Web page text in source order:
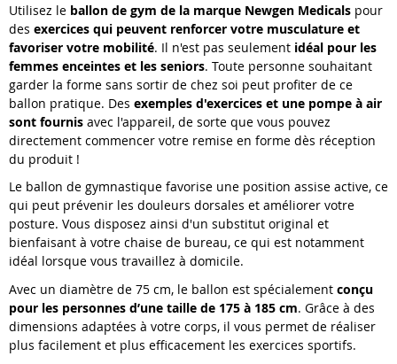
Utilisez le ballon de gym de la marque Newgen Medicals pour
des exercices qui peuvent renforcer votre musculature et
favoriser votre mobilité. Il n'est pas seulement idéal pour les
femmes enceintes et les seniors. Toute personne souhaitant
garder la forme sans sortir de chez soi peut profiter de ce
ballon pratique. Des exemples d'exercices et une pompe à air
sont fournis avec l'appareil, de sorte que vous pouvez
directement commencer votre remise en forme dès réception
du produit !
Le ballon de gymnastique favorise une position assise active, ce
qui peut prévenir les douleurs dorsales et améliorer votre
posture. Vous disposez ainsi d'un substitut original et
bienfaisant à votre chaise de bureau, ce qui est notamment
idéal lorsque vous travaillez à domicile.
Avec un diamètre de 75 cm, le ballon est spécialement conçu
pour les personnes d’une taille de 175 à 185 cm. Grâce à des
dimensions adaptées à votre corps, il vous permet de réaliser
plus facilement et plus efficacement les exercices sportifs.